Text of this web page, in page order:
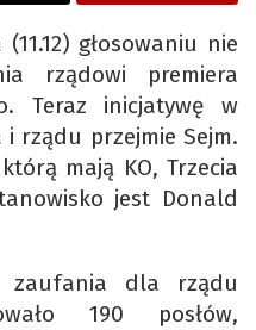
głosowaniu nie
rządowi premiera
Teraz inicjatywę w
rządu przejmie Sejm.
mają KO, Trzecia
jest Donald
zaufania dla rządu
190 posłów,